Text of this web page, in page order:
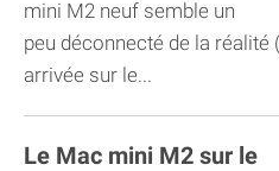
mini M2 neuf semble un
peu déconnecté de la réalité
arrivée sur le...
Le Mac mini M2 sur le